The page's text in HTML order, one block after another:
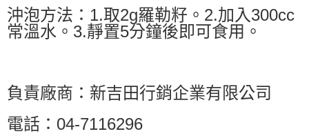
沖泡方法：1.取2g羅勒籽。2.加入300cc
常溫水。3.靜置5分鐘後即可食用。
負責廠商：新吉田行銷企業有限公司
電話：04-7116296